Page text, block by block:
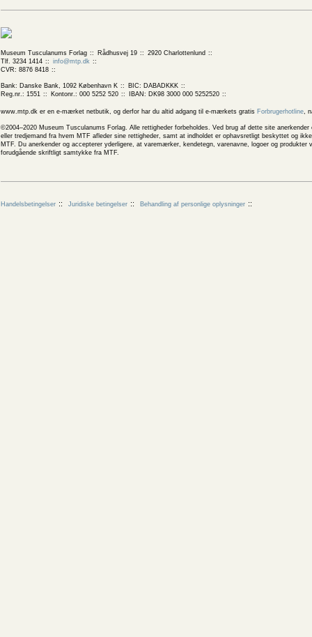
Museum Tusculanums Forlag Rådhusvej 19
2920 Charlottenlund
Tlf. 3234 1414
info@mtp.dk
CVR: 8876 8418
Bank: Danske Bank, 1092 København K
BIC: DABADKKK
Reg.nr.: 1551
Kontonr.: 000 5252 520 IBAN: DK98 3000 000 5252520
www.mtp.dk er en e-mærket netbutik, og derfor har du altid adgang til e-mærkets gratis Forbrugerhotline,
©2004–2020 Museum Tusculanums Forlag. Alle rettigheder forbeholdes. Ved brug af dette site
eller tredjemand fra hvem MTF afleder sine rettigheder, samt at indholdet er ophavsretligt beskyttet og
MTF. Du anerkender og accepterer yderligere, at varemærker, kendetegn, varenavne, logoer og
forudgående skriftligt samtykke fra MTF.
Handelsbetingelser Juridiske betingelser Behandling af personlige oplysninger